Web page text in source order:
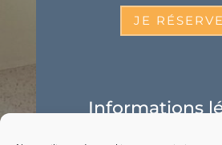
JE RÉSERVE
Informations